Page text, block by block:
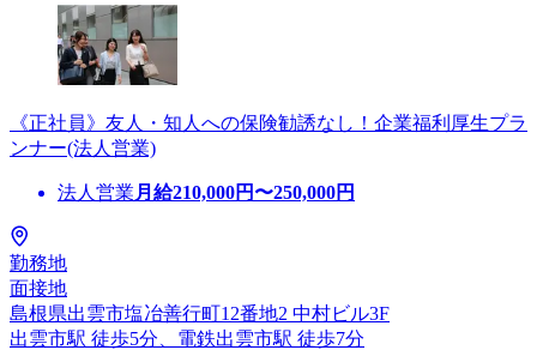
《正社員》友人・知人への保険勧誘なし！企業福利厚生プラ
ンナー(法人営業)
法人営業 月給210,000円〜250,000円
勤務地
面接地
島根県出雲市塩冶善行町12番地2 中村ビル3F
出雲市駅 徒歩5分、電鉄出雲市駅 徒歩7分